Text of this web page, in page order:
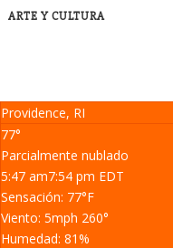
ARTE Y CULTURA
Providence, RI
77°
Parcialmente nublado
5:47 am7:54 pm EDT
Sensación: 77°F
Viento: 5mph 260°
Humedad: 81%